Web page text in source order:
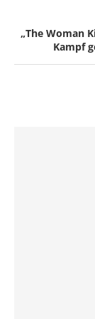
„The Woman
Kampf